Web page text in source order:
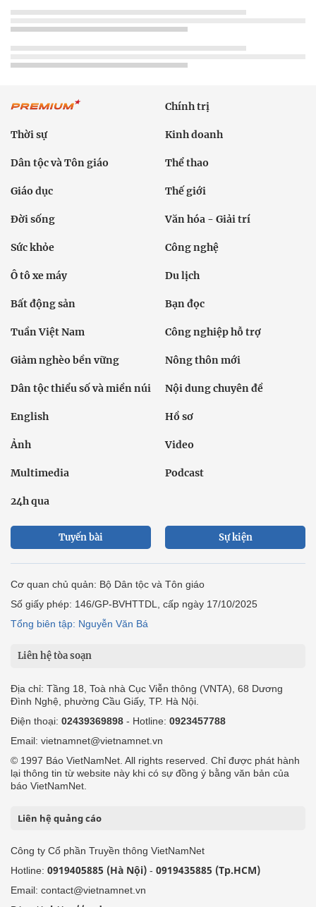
Chính trị
Thời sự Kinh doanh
Dân tộc và Tôn giáo Thể thao
Giáo dục Thế giới
Đời sống Văn hóa - Giải trí
Sức khỏe Công nghệ
Ô tô xe máy Du lịch
Bất động sản Bạn đọc
Tuần Việt Nam Công nghiệp hỗ trợ
Giảm nghèo bền vững Nông thôn mới
Dân tộc thiểu số và miền núi Nội dung chuyên đề
English Hồ sơ
Ảnh Video
Multimedia Podcast
24h qua
Tuyến bài Sự kiện
Cơ quan chủ quản: Bộ Dân tộc và Tôn giáo
Số giấy phép: 146/GP-BVHTTDL, cấp ngày 17/10/2025
Tổng biên tập: Nguyễn Văn Bá
Liên hệ tòa soạn
Địa chỉ: Tầng 18, Toà nhà Cục Viễn thông (VNTA), 68 Dương
Đình Nghệ, phường Cầu Giấy, TP. Hà Nội.
Điện thoại: 02439369898 - Hotline: 0923457788
Email: vietnamnet@vietnamnet.vn
© 1997 Báo VietNamNet. All rights reserved. Chỉ được phát hành
lại thông tin từ website này khi có sự đồng ý bằng văn bản của
báo VietNamNet.
Liên hệ quảng cáo
Công ty Cổ phần Truyền thông VietNamNet
Hotline: 0919405885 (Hà Nội) - 0919435885 (Tp.HCM)
Email: contact@vietnamnet.vn